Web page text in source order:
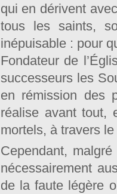
qui en dérivent
tous les saints,
inépuisable : pour
Fondateur de
successeurs les
en rémission des
réalise avant tout,
mortels, à travers
Cependant,
nécessairement
de la faute légère